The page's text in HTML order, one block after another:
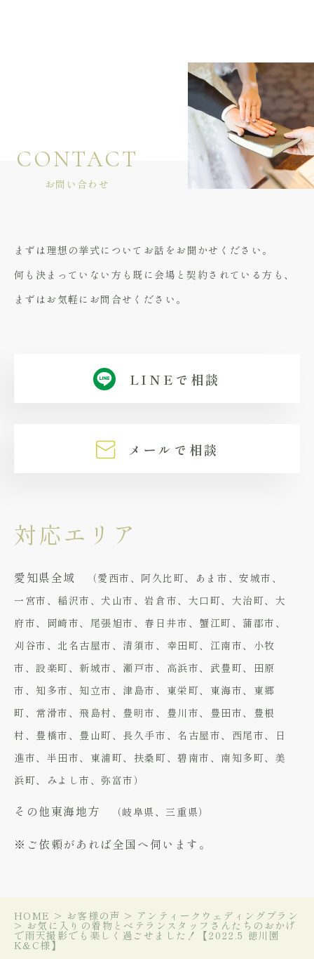
CONTACT
お問い合わせ
まずは理想の挙式についてお話をお聞かせください。
何も決まっていない方も既に会場と契約されている方も、
まずはお気軽にお問合せください。
LINEで相談
メールで相談
対応エリア
愛知県全域
（愛西市、阿久比町、あま市、安城市、
一宮市、稲沢市、犬山市、岩倉市、大口町、大治町、大
府市、岡崎市、尾張旭市、春日井市、蟹江町、蒲郡市、
刈谷市、北名古屋市、清須市、幸田町、江南市、小牧
市、設楽町、新城市、瀬戸市、高浜市、武豊町、田原
市、知多市、知立市、津島市、東栄町、東海市、東郷
町、常滑市、飛島村、豊明市、豊川市、豊田市、豊根
村、豊橋市、豊山町、長久手市、名古屋市、西尾市、日
進市、半田市、東浦町、扶桑町、碧南市、南知多町、美
浜町、みよし市、弥富市）
その他東海地方 （岐阜県、三重県）
※ご依頼があれば全国へ伺います。
HOME > お客様の声 > アンティークウェディングプラン
> お気に入りの着物とベテランスタッフさんたちのおかげ
で雨天撮影でも楽しく過ごせました！【2022.5 徳川園
K&C様】